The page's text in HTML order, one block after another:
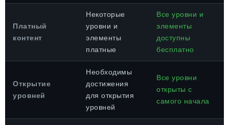
Платный
контент
Некоторые
уровни и
элементы
платные
Все уровни и
элементы
доступны
бесплатно
Открытие
уровней
Необходимы
достижения
для открытия
уровней
Все уровни
открыты с
самого начала